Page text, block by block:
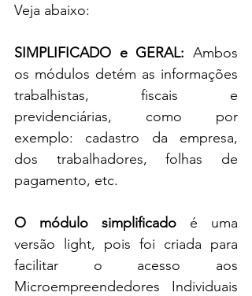
Veja abaixo:
SIMPLIFICADO e GERAL: Ambos
os módulos detém as informações
trabalhistas, fiscais e
previdenciárias, como por
exemplo: cadastro da empresa,
dos trabalhadores, folhas de
pagamento, etc.
O módulo simplificado é uma
versão light, pois foi criada para
facilitar o acesso aos
Microempreendedores Individuais